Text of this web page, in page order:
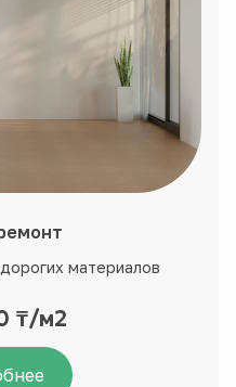
материалов
₸/м2